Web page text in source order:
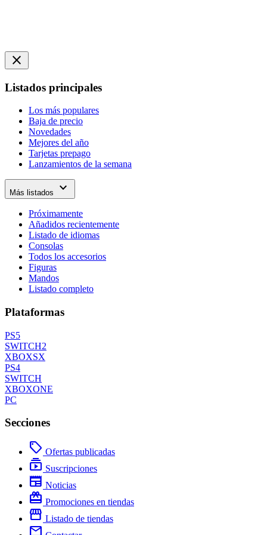
close
Listados principales
Los más populares
Baja de precio
Novedades
Mejores del año
Tarjetas prepago
Lanzamientos de la semana
Más listados expand_more
Próximamente
Añadidos recientemente
Listado de idiomas
Consolas
Todos los accesorios
Figuras
Mandos
Listado completo
Plataformas
PS5
SWITCH2
XBOXSX
PS4
SWITCH
XBOXONE
PC
Secciones
local_offer Ofertas publicadas
subscriptions Suscripciones
newspaper Noticias
redeem Promociones en tiendas
storefront Listado de tiendas
mail